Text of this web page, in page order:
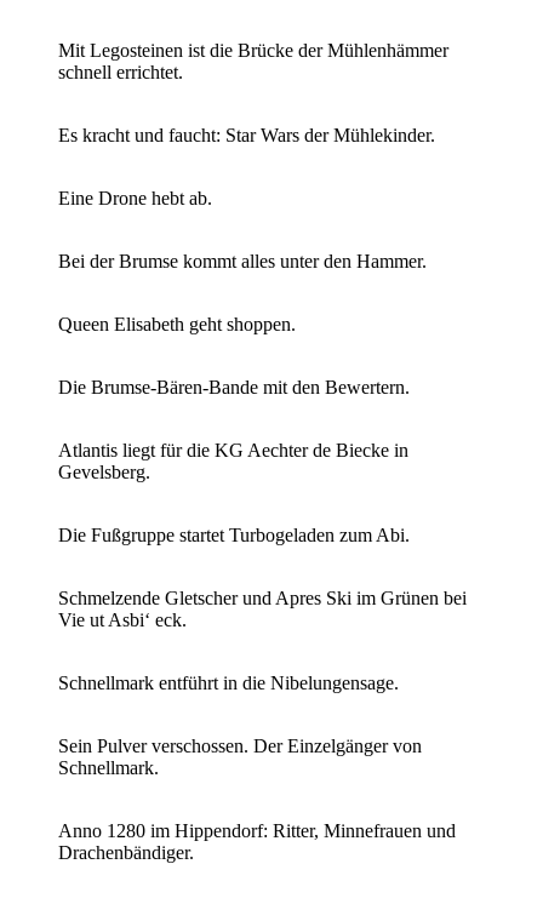
Mit Legosteinen ist die Brücke der Mühlenhämmer
schnell errichtet.
Es kracht und faucht: Star Wars der Mühlekinder.
Eine Drone hebt ab.
Bei der Brumse kommt alles unter den Hammer.
Queen Elisabeth geht shoppen.
Die Brumse-Bären-Bande mit den Bewertern.
Atlantis liegt für die KG Aechter de Biecke in
Gevelsberg.
Die Fußgruppe startet Turbogeladen zum Abi.
Schmelzende Gletscher und Apres Ski im Grünen bei
Vie ut Asbi‘ eck.
Schnellmark entführt in die Nibelungensage.
Sein Pulver verschossen. Der Einzelgänger von
Schnellmark.
Anno 1280 im Hippendorf: Ritter, Minnefrauen und
Drachenbändiger.